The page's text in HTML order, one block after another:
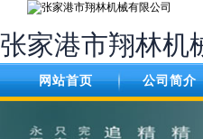
张家港市翔林机
网站首页 公司简介